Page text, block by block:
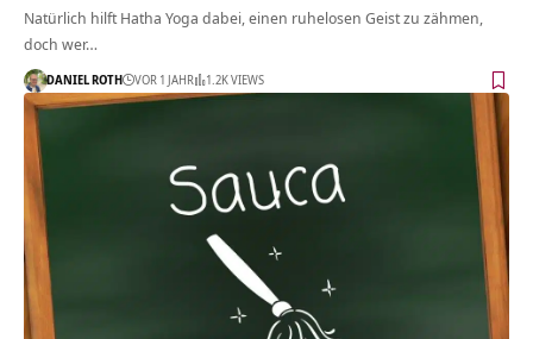
Natürlich hilft Hatha Yoga dabei, einen ruhelosen Geist zu zähmen,
doch wer…
DANIEL ROTH VOR 1 JAHR 1.2K VIEWS